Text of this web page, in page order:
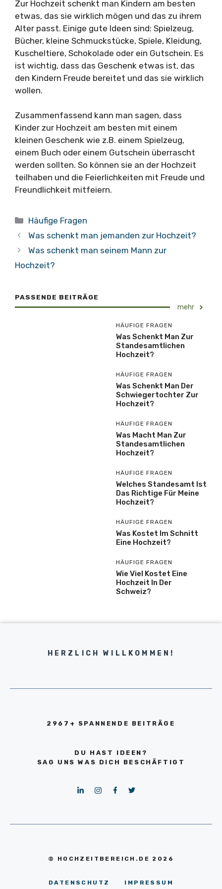
Zur Hochzeit schenkt man Kindern am besten
etwas, das sie wirklich mögen und das zu ihrem
Alter passt. Einige gute Ideen sind: Spielzeug,
Bücher, kleine Schmuckstücke, Spiele, Kleidung,
Kuscheltiere, Schokolade oder ein Gutschein. Es
ist wichtig, dass das Geschenk etwas ist, das
den Kindern Freude bereitet und das sie wirklich
wollen.
Zusammenfassend kann man sagen, dass
Kinder zur Hochzeit am besten mit einem
kleinen Geschenk wie z.B. einem Spielzeug,
einem Buch oder einem Gutschein überrascht
werden sollten. So können sie an der Hochzeit
teilhaben und die Feierlichkeiten mit Freude und
Freundlichkeit mitfeiern.
Kategorien
Häufige Fragen
Was schenkt man jemanden zur Hochzeit?
Was schenkt man seinem Mann zur
Hochzeit?
PASSENDE BEITRÄGE
mehr
HÄUFIGE FRAGEN
Was Schenkt Man Zur
Standesamtlichen
Hochzeit?
HÄUFIGE FRAGEN
Was Schenkt Man Der
Schwiegertochter Zur
Hochzeit?
HÄUFIGE FRAGEN
Was Macht Man Zur
Standesamtlichen
Hochzeit?
HÄUFIGE FRAGEN
Welches Standesamt Ist
Das Richtige Für Meine
Hochzeit?
HÄUFIGE FRAGEN
Was Kostet Im Schnitt
Eine Hochzeit?
HÄUFIGE FRAGEN
Wie Viel Kostet Eine
Hochzeit In Der
Schweiz?
HERZLICH WILLKOMMEN!
2967+ SPANNENDE BEITRÄGE
DU HAST IDEEN?
SAG UNS WAS DICH BESCHÄFTIGT
© HOCHZEITBEREICH.DE 2026
DATENSCHUTZ IMPRESSUM